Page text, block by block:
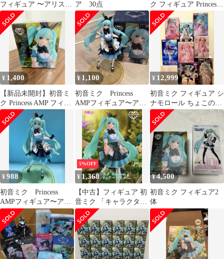
フィギュア 〜アリス
ver.〜
ア 30点
ク フィギュア Princess
AMP アリスver.
¥ 1,400
【新品未開封】初音ミ
ク Princess AMP フィギ
ュア～アリスver.～
¥ 1,100
初音ミク Princess
AMPフィギュア〜アリ
スver.〜
¥ 12,999
初音ミク フィギュア シ
ナモロール ちょこのせ
タイクレ 桜ミク AMP
バニー
¥988
初音ミク Princess
AMPフィギュア〜アリ
スver.〜
5%OFF
¥ 1,368
【中古】フィギュア 初
音ミク 「キャラクタ
ー・ボーカル・シリー
ズ01 初音ミク」
Princess AMP フィギュ
ア～アリスver.～
¥ 4,500
初音ミク フィギュア2
体